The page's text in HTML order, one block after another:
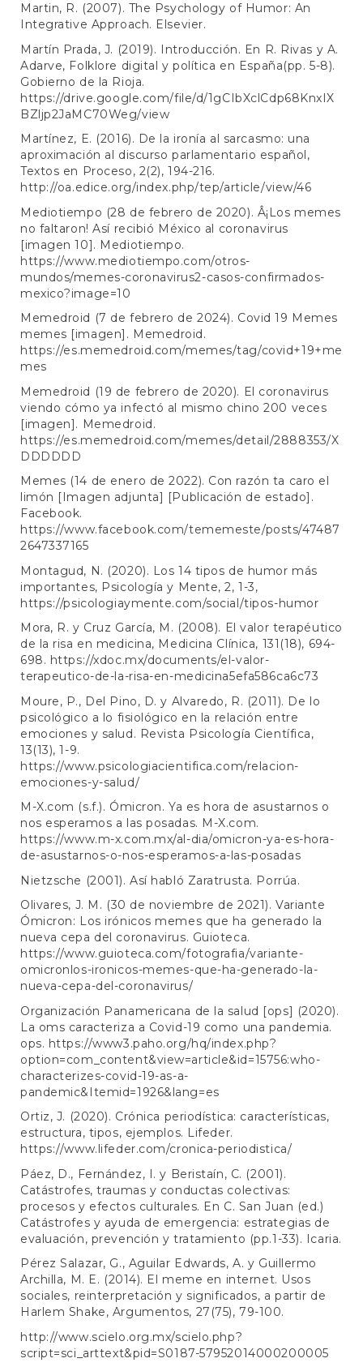
Martin, R. (2007). The Psychology of Humor: An
Integrative Approach. Elsevier.
Martín Prada, J. (2019). Introducción. En R. Rivas y A.
Adarve, Folklore digital y política en España(pp. 5-8).
Gobierno de la Rioja.
https://drive.google.com/file/d/1gCIbXclCdp68KnxIX
BZljp2JaMC70Weg/view
Martínez, E. (2016). De la ironía al sarcasmo: una
aproximación al discurso parlamentario español,
Textos en Proceso, 2(2), 194-216.
http://oa.edice.org/index.php/tep/article/view/46
Mediotiempo (28 de febrero de 2020). Â¡Los memes
no faltaron! Así recibió México al coronavirus
[imagen 10]. Mediotiempo.
https://www.mediotiempo.com/otros-
mundos/memes-coronavirus2-casos-confirmados-
mexico?image=10
Memedroid (7 de febrero de 2024). Covid 19 Memes
memes [imagen]. Memedroid.
https://es.memedroid.com/memes/tag/covid+19+me
mes
Memedroid (19 de febrero de 2020). El coronavirus
viendo cómo ya infectó al mismo chino 200 veces
[imagen]. Memedroid.
https://es.memedroid.com/memes/detail/2888353/X
DDDDDD
Memes (14 de enero de 2022). Con razón ta caro el
limón [Imagen adjunta] [Publicación de estado].
Facebook.
https://www.facebook.com/tememeste/posts/47487
2647337165
Montagud, N. (2020). Los 14 tipos de humor más
importantes, Psicología y Mente, 2, 1-3,
https://psicologiaymente.com/social/tipos-humor
Mora, R. y Cruz García, M. (2008). El valor terapéutico
de la risa en medicina, Medicina Clínica, 131(18), 694-
698. https://xdoc.mx/documents/el-valor-
terapeutico-de-la-risa-en-medicina5efa586ca6c73
Moure, P., Del Pino, D. y Alvaredo, R. (2011). De lo
psicológico a lo fisiológico en la relación entre
emociones y salud. Revista Psicología Científica,
13(13), 1-9.
https://www.psicologiacientifica.com/relacion-
emociones-y-salud/
M-X.com (s.f.). Ómicron. Ya es hora de asustarnos o
nos esperamos a las posadas. M-X.com.
https://www.m-x.com.mx/al-dia/omicron-ya-es-hora-
de-asustarnos-o-nos-esperamos-a-las-posadas
Nietzsche (2001). Así habló Zaratrusta. Porrúa.
Olivares, J. M. (30 de noviembre de 2021). Variante
Ómicron: Los irónicos memes que ha generado la
nueva cepa del coronavirus. Guioteca.
https://www.guioteca.com/fotografia/variante-
omicronlos-ironicos-memes-que-ha-generado-la-
nueva-cepa-del-coronavirus/
Organización Panamericana de la salud [ops] (2020).
La oms caracteriza a Covid-19 como una pandemia.
ops. https://www3.paho.org/hq/index.php?
option=com_content&view=article&id=15756:who-
characterizes-covid-19-as-a-
pandemic&Itemid=1926&lang=es
Ortiz, J. (2020). Crónica periodística: características,
estructura, tipos, ejemplos. Lifeder.
https://www.lifeder.com/cronica-periodistica/
Páez, D., Fernández, I. y Beristaín, C. (2001).
Catástrofes, traumas y conductas colectivas:
procesos y efectos culturales. En C. San Juan (ed.)
Catástrofes y ayuda de emergencia: estrategias de
evaluación, prevención y tratamiento (pp.1-33). Icaria.
Pérez Salazar, G., Aguilar Edwards, A. y Guillermo
Archilla, M. E. (2014). El meme en internet. Usos
sociales, reinterpretación y significados, a partir de
Harlem Shake, Argumentos, 27(75), 79-100.
http://www.scielo.org.mx/scielo.php?
script=sci_arttext&pid=S0187-57952014000200005